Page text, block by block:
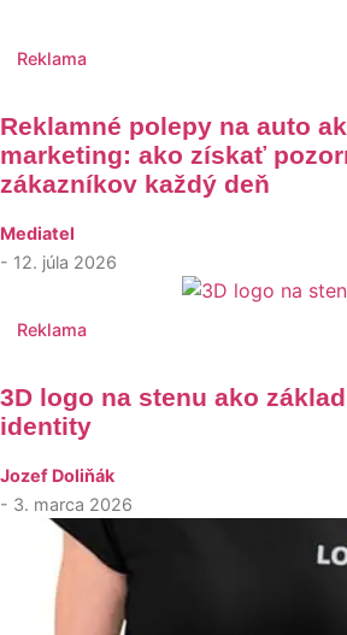
Reklama
Reklamné polepy na auto
marketing: ako získať
zákazníkov každý deň
Mediatel
- 12. júla 2026
Reklama
3D logo na stenu ako
identity
Jozef Doliňák
- 3. marca 2026